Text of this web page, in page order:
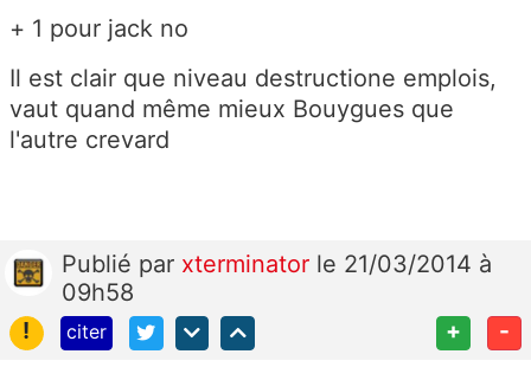
+ 1 pour jack no
Il est clair que niveau destructione emplois,
vaut quand même mieux Bouygues que
l'autre crevard
Publié par xterminator le 21/03/2014 à
09h58
!
citer + -